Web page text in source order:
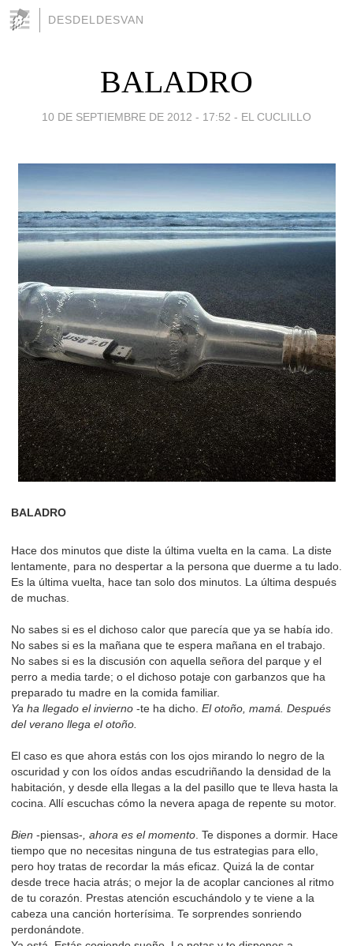
DESDELDESVAN
BALADRO
10 DE SEPTIEMBRE DE 2012 - 17:52 - EL CUCLILLO
BALADRO
Hace dos minutos que diste la última vuelta en la cama. La diste
lentamente, para no despertar a la persona que duerme a tu lado.
Es la última vuelta, hace tan solo dos minutos. La última después
de muchas.
No sabes si es el dichoso calor que parecía que ya se había ido.
No sabes si es la mañana que te espera mañana en el trabajo.
No sabes si es la discusión con aquella señora del parque y el
perro a media tarde; o el dichoso potaje con garbanzos que ha
preparado tu madre en la comida familiar.
Ya ha llegado el invierno -te ha dicho. El otoño, mamá. Después
del verano llega el otoño.
El caso es que ahora estás con los ojos mirando lo negro de la
oscuridad y con los oídos andas escudriñando la densidad de la
habitación, y desde ella llegas a la del pasillo que te lleva hasta la
cocina. Allí escuchas cómo la nevera apaga de repente su motor.
Bien -piensas- , ahora es el momento . Te dispones a dormir. Hace
tiempo que no necesitas ninguna de tus estrategias para ello,
pero hoy tratas de recordar la más eficaz. Quizá la de contar
desde trece hacia atrás; o mejor la de acoplar canciones al ritmo
de tu corazón. Prestas atención escuchándolo y te viene a la
cabeza una canción horterísima. Te sorprendes sonriendo
perdonándote.